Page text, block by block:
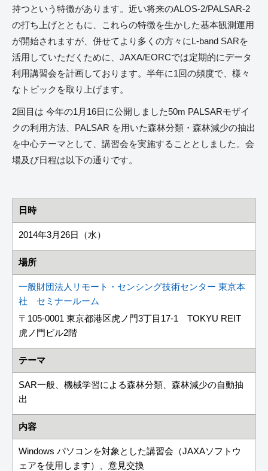
持つという特徴があります。近い将来のALOS-2/PALSAR-2
の打ち上げとともに、これらの特徴を生かした基本観測運用
が開始されますが、併せてより多くの方々にL-band SARを
活用していただくために、JAXA/EORCでは定期的にデータ
利用講習会を計画しております。半年に1回の頻度で、様々
なトピックを取り上げます。
2回目は 今年の1月16日に公開しました50m PALSARモザイ
クの利用方法、PALSAR を用いた森林分類・森林減少の抽出
を中心テーマとして、講習会を実施することとしました。会
場及び日程は以下の通りです。
日時
2014年3月26日（水）
場所
一般財団法人リモート・センシング技術センター 東京本
社 セミナールーム
〒105-0001 東京都港区虎ノ門3丁目17-1 TOKYU REIT
虎ノ門ビル2階
テーマ
SAR一般、機械学習による森林分類、森林減少の自動抽
出
内容
Windows パソコンを対象とした講習会（JAXAソフトウ
ェアを使用します）、意見交換